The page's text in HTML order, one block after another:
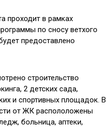
проходит в рамках
по сносу ветхого
предоставлено
строительство
2 детских сада,
и спортивных площадок. В
от ЖК распололожены
больница, аптеки,